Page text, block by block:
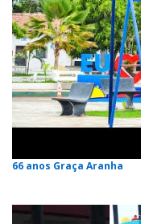
66 anos Graça Aranha